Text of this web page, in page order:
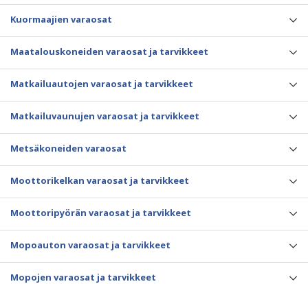
Kuormaajien varaosat
Maatalouskoneiden varaosat ja tarvikkeet
Matkailuautojen varaosat ja tarvikkeet
Matkailuvaunujen varaosat ja tarvikkeet
Metsäkoneiden varaosat
Moottorikelkan varaosat ja tarvikkeet
Moottoripyörän varaosat ja tarvikkeet
Mopoauton varaosat ja tarvikkeet
Mopojen varaosat ja tarvikkeet